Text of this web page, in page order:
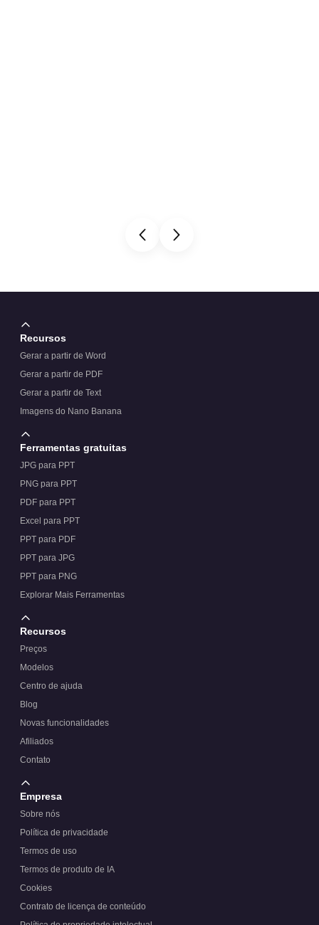
Recursos
Gerar a partir de Word
Gerar a partir de PDF
Gerar a partir de Text
Imagens do Nano Banana
Ferramentas gratuitas
JPG para PPT
PNG para PPT
PDF para PPT
Excel para PPT
PPT para PDF
PPT para JPG
PPT para PNG
Explorar Mais Ferramentas
Recursos
Preços
Modelos
Centro de ajuda
Blog
Novas funcionalidades
Afiliados
Contato
Empresa
Sobre nós
Política de privacidade
Termos de uso
Termos de produto de IA
Cookies
Contrato de licença de conteúdo